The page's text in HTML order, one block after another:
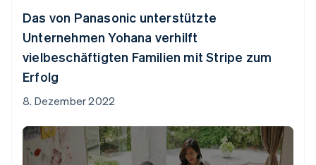
Das von Panasonic unterstützte
Unternehmen Yohana verhilft
vielbeschäftigten Familien mit Stripe zum
Erfolg
8. Dezember 2022